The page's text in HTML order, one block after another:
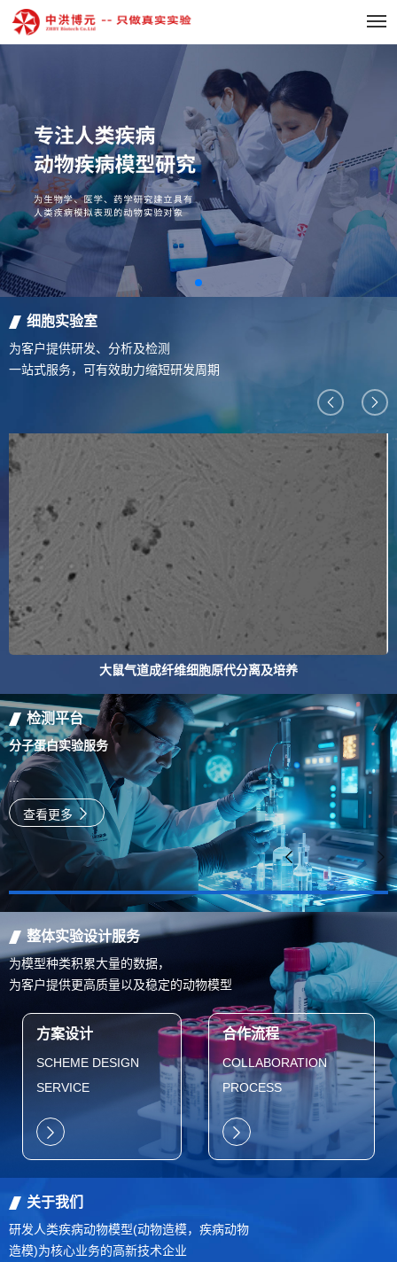
细胞实验室
为客户提供研发、分析及检测
一站式服务，可有效助力缩短研发周期
大鼠气道成纤维细胞原代分离及培养
检测平台
分子蛋白实验服务
...
查看更多
整体实验设计服务
为模型种类积累大量的数据，
为客户提供更高质量以及稳定的动物模型
方案设计
SCHEME DESIGN
SERVICE
合作流程
COLLABORATION
PROCESS
关于我们
研发人类疾病动物模型(动物造模，疾病动物
造模)为核心业务的高新技术企业